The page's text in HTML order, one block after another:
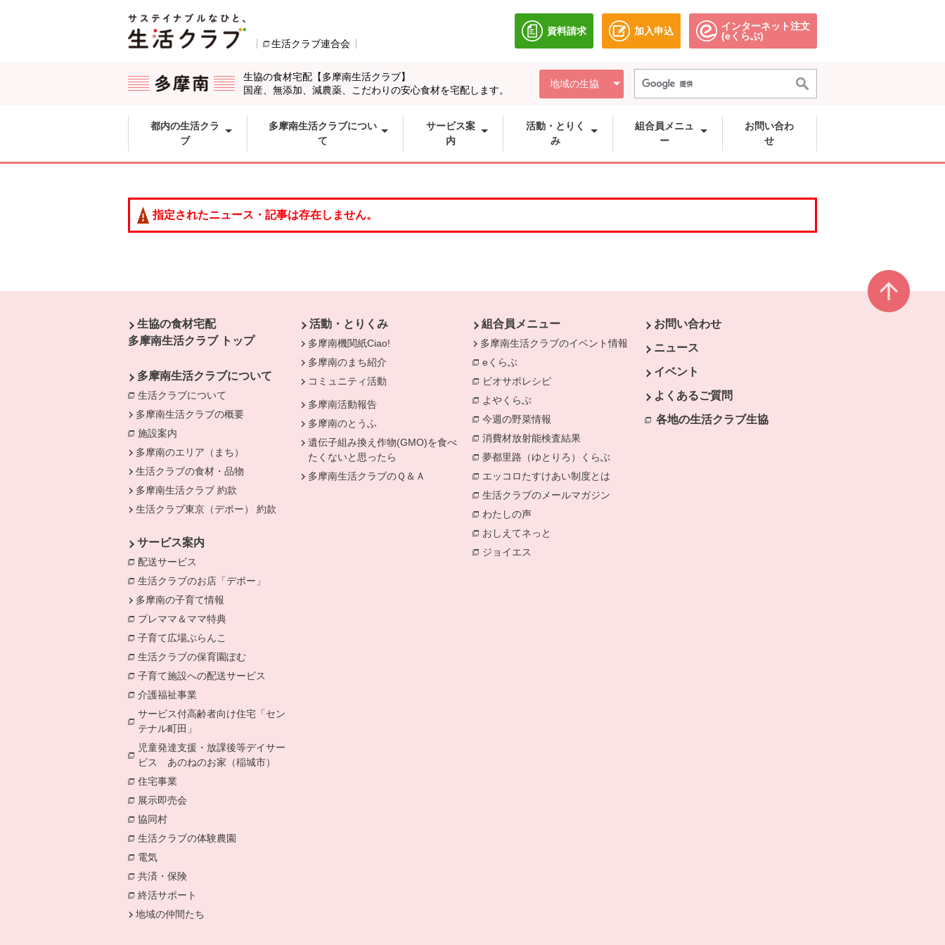
生活クラブ連合会
資料請求
別のウィンドウで開きます。
加入申込
別のウィンドウで開きます。
インターネット注文
(eくらぶ)別のウィンドウで開きます。
生協の食材宅配【多摩南生活クラブ】
国産、無添加、減農薬、こだわりの安心食材を宅配します。
地域の生協
都内の生活クラ
ブ
多摩南生活クラブについ
て
サービス案
内
活動・とりく
み
組合員メニュ
ー
お問い合わ
せ
指定されたニュース・記事は存在しません。
生協の食材宅配
多摩南生活クラブ トップ
多摩南生活クラブについて
生活クラブについて
多摩南生活クラブの概要
施設案内
多摩南のエリア（まち）
生活クラブの食材・品物
多摩南生活クラブ 約款
生活クラブ東京（デポー） 約款
サービス案内
配送サービス
生活クラブのお店「デポー」
多摩南の子育て情報
プレママ＆ママ特典
子育て広場ぶらんこ
生活クラブの保育園ぽむ
子育て施設への配送サービス
別のウィンドウで開きます。
介護福祉事業
別のウィンドウで開きます。
サービス付高齢者向け住宅「セン
テナル町田」
児童発達支援・放課後等デイサー
ビス あのねのお家（稲城市）
別のウィンドウで開きます。
住宅事業
別のウィンドウで開きます。
展示即売会
別のウィンドウで開きます。
協同村
別のウィンドウで開きます。
生活クラブの体験農園
別のウィンドウで開きます。
電気
別のウィンドウで開きます。
共済・保険
別のウィンドウで開きます。
終活サポート
地域の仲間たち
活動・とりくみ
多摩南機関紙Ciao!
多摩南のまち紹介
コミュニティ活動
別のウィンドウで開きます。
多摩南活動報告
多摩南のとうふ
遺伝子組み換え作物(GMO)を食べ
たくないと思ったら
多摩南生活クラブのＱ＆Ａ
組合員メニュー
多摩南生活クラブのイベント情報
eくらぶ
ビオサポレシピ 別のウィンドウで開きます。
よやくらぶ 別のウィンドウで開きます。
今週の野菜情報 別のウィンドウで開きます。
消費材放射能検査結果
夢都里路（ゆとりろ）くらぶ
エッコロたすけあい制度とは
生活クラブのメールマガジン
わたしの声
おしえてネっと
ジョイエス
お問い合わせ
ニュース
イベント
よくあるご質問
各地の生活クラブ生協